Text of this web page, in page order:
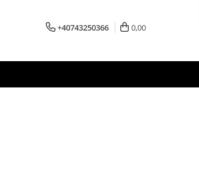
+40743250366 0,00